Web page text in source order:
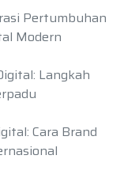
Pertumbuhan
Modern
Langkah
Cara Brand